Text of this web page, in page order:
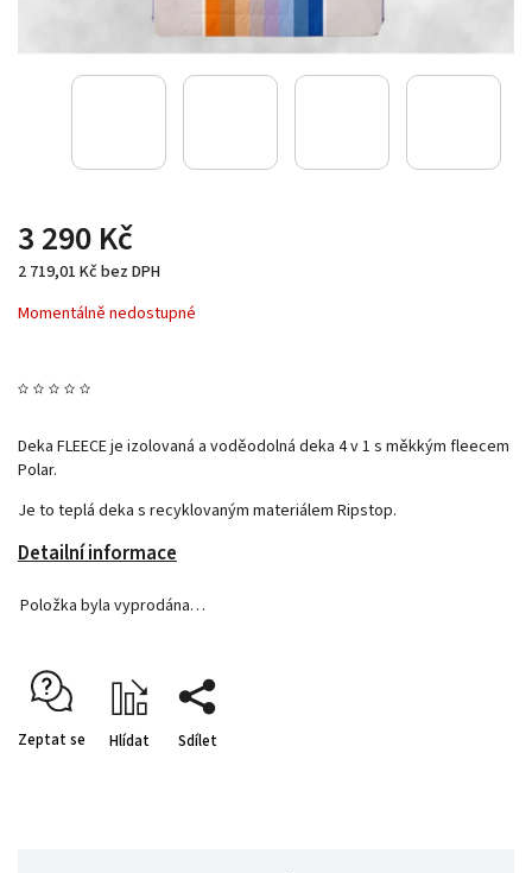
3 290 Kč
2 719,01 Kč bez DPH
Momentálně nedostupné
Deka FLEECE je izolovaná a voděodolná deka 4 v 1 s měkkým fleecem
Polar.
Je to teplá deka s recyklovaným materiálem Ripstop.
Detailní informace
Položka byla vyprodána…
Zeptat se Hlídat Sdílet